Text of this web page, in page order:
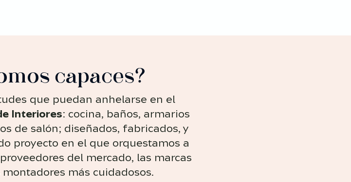
capaces?
que puedan anhelarse en el
Interiores: cocina, baños, armarios
de salón; diseñados, fabricados, y
proyecto en el que orquestamos a
del mercado, las marcas
montadores más cuidadosos.